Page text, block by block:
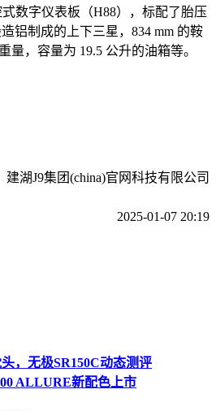
数字仪表板（H88），标配了胎压
铝制成的上下三星，834 mm 的鞍
量，容量为 19.5 公升的油箱等。
建湖J9集团(china)官网科技有限公司
2025-01-07 20:19
，无极SR150C动态测评
ALLURE新配色上市